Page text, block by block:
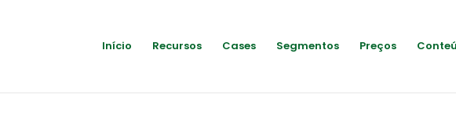
Início Recursos Cases Segmentos Preços